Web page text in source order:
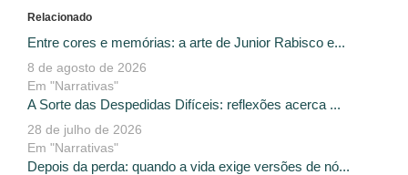
Relacionado
Entre cores e memórias: a arte de Junior Rabisco e...
8 de agosto de 2026
Em "Narrativas"
A Sorte das Despedidas Difíceis: reflexões acerca ...
28 de julho de 2026
Em "Narrativas"
Depois da perda: quando a vida exige versões de nó...